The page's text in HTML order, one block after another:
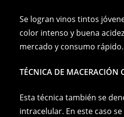
Se logran vinos tintos
color intenso y buena
mercado y consumo rápido.
TÉCNICA DE MACERACIÓN
Esta técnica también se
intracelular. En este caso